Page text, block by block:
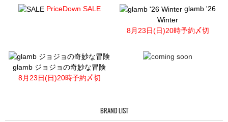
PriceDown SALE
glamb '26
Winter
8月23日(日)20時予約〆切
glamb ジョジョの奇妙な冒険
8月23日(日)20時予約〆切
BRAND LIST